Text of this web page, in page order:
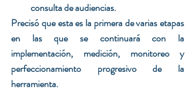
consulta de audiencias.
Precisó que esta es la primera de varias etapas
en las que se continuará con la
implementación, medición, monitoreo y
perfeccionamiento progresivo de la
herramienta.